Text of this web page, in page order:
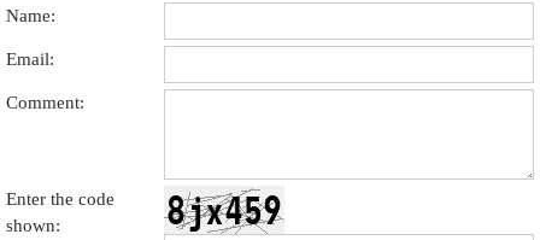
Name:
Email:
Comment:
Enter the code
shown: